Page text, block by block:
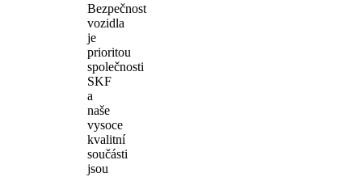
Bezpečnost
vozidla
je
prioritou
společnosti
SKF
a
naše
vysoce
kvalitní
součásti
jsou